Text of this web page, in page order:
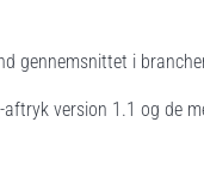
gennemsnittet i
aftryk version 1.1 og